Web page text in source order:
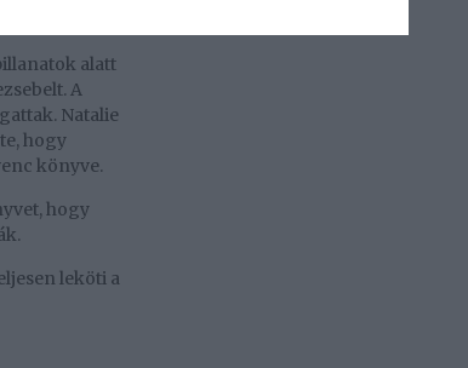
alatt
A
Natalie
hogy
könyve.
hogy
leköti a